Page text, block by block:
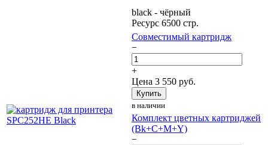
black - чёрный
Ресурс 6500 стр.
Совместимый картридж
−
+
Цена 3 550 руб.
Купить
в наличии
Комплект цветных картриджей
(Bk+C+M+Y)
−